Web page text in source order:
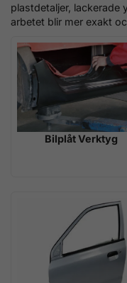
plastdetaljer,
arbetet blir mer exakt
Bilplåt Verktyg